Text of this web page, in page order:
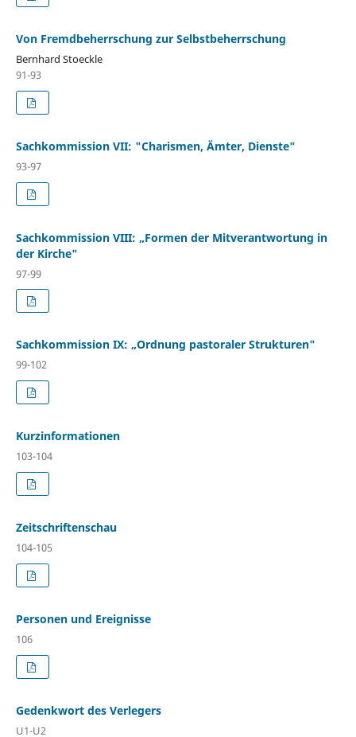
Von Fremdbeherrschung zur Selbstbeherrschung
Bernhard Stoeckle
91-93
Sachkommission VII: "Charismen, Ämter, Dienste"
93-97
Sachkommission VIII: „Formen der Mitverantwortung in
der Kirche"
97-99
Sachkommission IX: „Ordnung pastoraler Strukturen"
99-102
Kurzinformationen
103-104
Zeitschriftenschau
104-105
Personen und Ereignisse
106
Gedenkwort des Verlegers
U1-U2